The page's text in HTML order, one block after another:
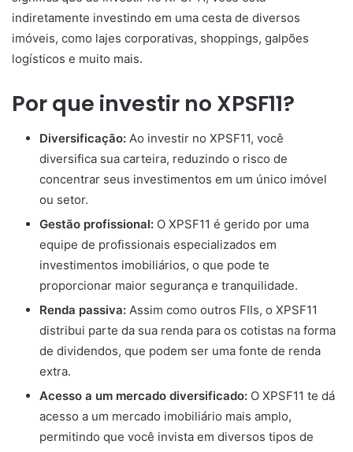
indiretamente investindo em uma cesta de diversos
imóveis, como lajes corporativas, shoppings, galpões
logísticos e muito mais.
Por que investir no XPSF11?
Diversificação: Ao investir no XPSF11, você
diversifica sua carteira, reduzindo o risco de
concentrar seus investimentos em um único imóvel
ou setor.
Gestão profissional: O XPSF11 é gerido por uma
equipe de profissionais especializados em
investimentos imobiliários, o que pode te
proporcionar maior segurança e tranquilidade.
Renda passiva: Assim como outros FIIs, o XPSF11
distribui parte da sua renda para os cotistas na forma
de dividendos, que podem ser uma fonte de renda
extra.
Acesso a um mercado diversificado: O XPSF11 te dá
acesso a um mercado imobiliário mais amplo,
permitindo que você invista em diversos tipos de